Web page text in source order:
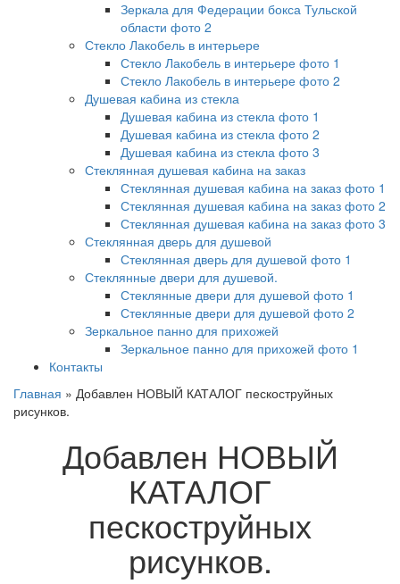
Зеркала для Федерации бокса Тульской
области фото 2
Стекло Лакобель в интерьере
Стекло Лакобель в интерьере фото 1
Стекло Лакобель в интерьере фото 2
Душевая кабина из стекла
Душевая кабина из стекла фото 1
Душевая кабина из стекла фото 2
Душевая кабина из стекла фото 3
Стеклянная душевая кабина на заказ
Стеклянная душевая кабина на заказ фото 1
Стеклянная душевая кабина на заказ фото 2
Стеклянная душевая кабина на заказ фото 3
Стеклянная дверь для душевой
Стеклянная дверь для душевой фото 1
Стеклянные двери для душевой.
Стеклянные двери для душевой фото 1
Стеклянные двери для душевой фото 2
Зеркальное панно для прихожей
Зеркальное панно для прихожей фото 1
Контакты
Главная » Добавлен НОВЫЙ КАТАЛОГ пескоструйных
рисунков.
Добавлен НОВЫЙ
КАТАЛОГ
пескоструйных
рисунков.